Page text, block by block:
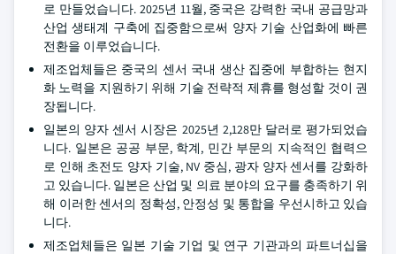
로 만들었습니다. 2025년 11월, 중국은 강력한 국내 공급망과
산업 생태계 구축에 집중함으로써 양자 기술 산업화에 빠른
전환을 이루었습니다.
제조업체들은 중국의 센서 국내 생산 집중에 부합하는 현지
화 노력을 지원하기 위해 기술 전략적 제휴를 형성할 것이 권
장됩니다.
일본의 양자 센서 시장은 2025년 2,128만 달러로 평가되었습
니다. 일본은 공공 부문, 학계, 민간 부문의 지속적인 협력으
로 인해 초전도 양자 기술, NV 중심, 광자 양자 센서를 강화하
고 있습니다. 일본은 산업 및 의료 분야의 요구를 충족하기 위
해 이러한 센서의 정확성, 안정성 및 통합을 우선시하고 있습
니다.
제조업체들은 일본 기술 기업 및 연구 기관과의 파트너십을